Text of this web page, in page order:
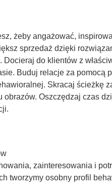
żeby angażować,
sprzedaż dzięki
Docieraj do klientów z
Buduj relacje za pomocą
Skracaj ścieżkę
obrazów. Oszczędzaj czas
zainteresowania i
tworzymy osobny profil